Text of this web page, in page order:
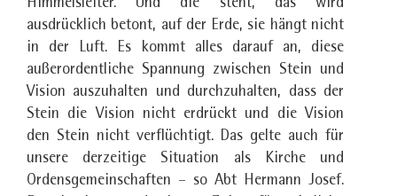
Himmelsleiter. Und die steht, das wird
ausdrücklich betont, auf der Erde, sie hängt nicht
in der Luft. Es kommt alles darauf an, diese
außerordentliche Spannung zwischen Stein und
Vision auszuhalten und durchzuhalten, dass der
Stein die Vision nicht erdrückt und die Vision
den Stein nicht verflüchtigt. Das gelte auch für
unsere derzeitige Situation als Kirche und
Ordensgemeinschaften – so Abt Hermann Josef.